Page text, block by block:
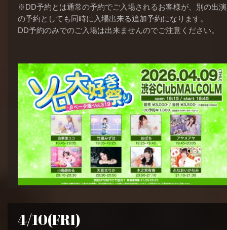
※DD予約とは通常の予約でご入場されるお客様が、別の出
の予約としても同時に入場出来る追加予約になります。
DD予約のみでのご入場は出来ませんのでご注意ください。
4/10(FRI)